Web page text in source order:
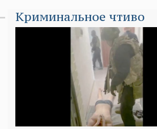
Криминальное чтиво